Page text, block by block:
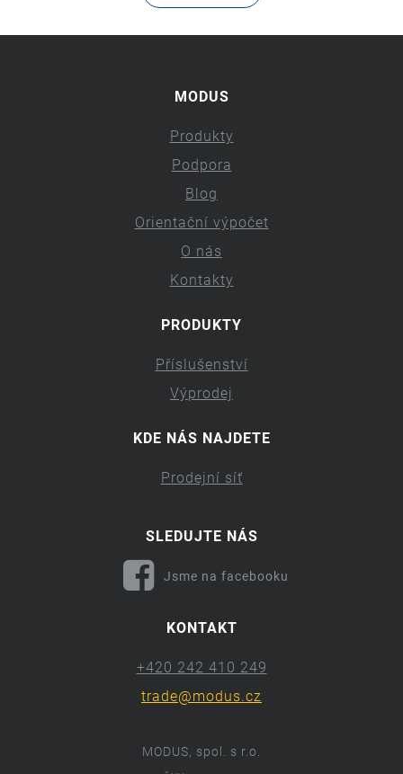
MODUS
Produkty
Podpora
Blog
Orientační výpočet
O nás
Kontakty
PRODUKTY
Příslušenství
Výprodej
KDE NÁS NAJDETE
Prodejní síť
SLEDUJTE NÁS
Jsme na facebooku
KONTAKT
+420 242 410 249
trade@modus.cz
MODUS, spol. s r.o.